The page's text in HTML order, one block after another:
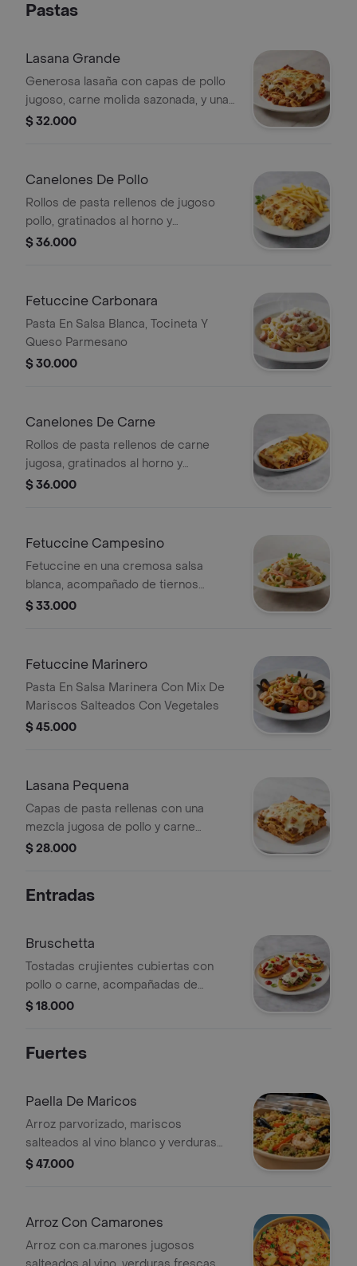
Pastas
Lasana Grande
Generosa lasaña con capas de pollo
jugoso, carne molida sazonada, y una
mezcla de quesos mozzarella y
$ 32.000
Canelones De Pollo
Rollos de pasta rellenos de jugoso
pollo, gratinados al horno y
acompañados de crujientes papas
$ 36.000
Fetuccine Carbonara
Pasta En Salsa Blanca, Tocineta Y
Queso Parmesano
$ 30.000
Canelones De Carne
Rollos de pasta rellenos de carne
jugosa, gratinados al horno y
acompañados de crujientes papas
$ 36.000
Fetuccine Campesino
Fetuccine en una cremosa salsa
blanca, acompañado de tiernos
trozos de pollo, zanahorias, alverjas y
$ 33.000
Fetuccine Marinero
Pasta En Salsa Marinera Con Mix De
Mariscos Salteados Con Vegetales
$ 45.000
Lasana Pequena
Capas de pasta rellenas con una
mezcla jugosa de pollo y carne
molida, cubiertas con queso
$ 28.000
Entradas
Bruschetta
Tostadas crujientes cubiertas con
pollo o carne, acompañadas de
vegetales frescos, queso mozzarella
$ 18.000
Fuertes
Paella De Maricos
Arroz parvorizado, mariscos
salteados al vino blanco y verduras
crujientes. Acompañado de chips de
$ 47.000
Arroz Con Camarones
Arroz con ca.marones jugosos